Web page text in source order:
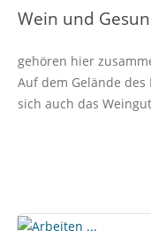
Wein und
gehören hier
Auf dem Gelände
sich auch das